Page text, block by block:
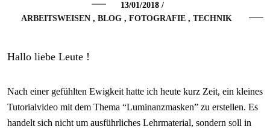
13/01/2018 /
ARBEITSWEISEN
BLOG FOTOGRAFIE TECHNIK
Hallo liebe Leute !
Nach einer gefühlten Ewigkeit hatte ich heute kurz Zeit, ein kleines
Tutorialvideo mit dem Thema “Luminanzmasken” zu erstellen. Es
handelt sich nicht um ausführliches Lehrmaterial, sondern soll in